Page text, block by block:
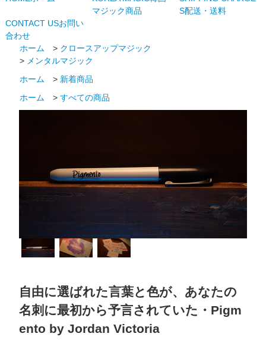
マジック商品
S配送・送料
CONTACT USお問い
合わせ
ホーム
> クロースアップマジック
> メンタルマジック
ホーム
> 新着商品
ホーム
>すべての商品
自由に選ばれた言葉と色が、あなたの
名刺に最初から予言されていた・Pigm
ento by Jordan Victoria